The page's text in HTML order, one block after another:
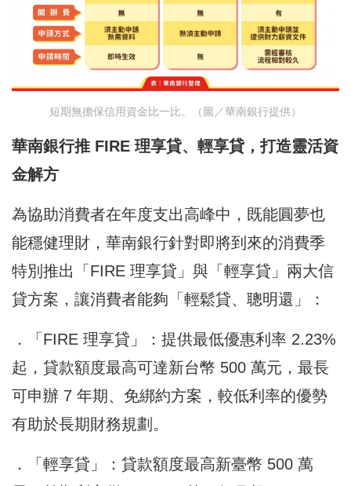
短期無擔保信用資金比一比。（圖／華南銀行提供）
華南銀行推 FIRE 理享貸、輕享貸，打造靈活資
金解方
為協助消費者在年度支出高峰中，既能圓夢也
能穩健理財，華南銀行針對即將到來的消費季
特別推出「FIRE 理享貸」與「輕享貸」兩大信
貸方案，讓消費者能夠「輕鬆貸、聰明還」：
．「FIRE 理享貸」：提供最低優惠利率 2.23%
起，貸款額度最高可達新台幣 500 萬元，最長
可申辦 7 年期、免綁約方案，較低利率的優勢
有助於長期財務規劃。
．「輕享貸」：貸款額度最高新臺幣 500 萬